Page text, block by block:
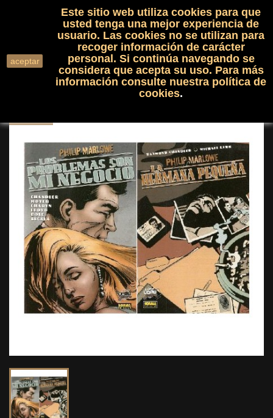
shopping_cart(0)

search
aceptar
Este sitio web utiliza cookies para que
usted tenga una mejor experiencia de
usuario. Las cookies no se utilizan para
recoger información de carácter
personal. Si continúa navegando se
considera que acepta su uso. Para más
información consulte nuestra política de
cookies.